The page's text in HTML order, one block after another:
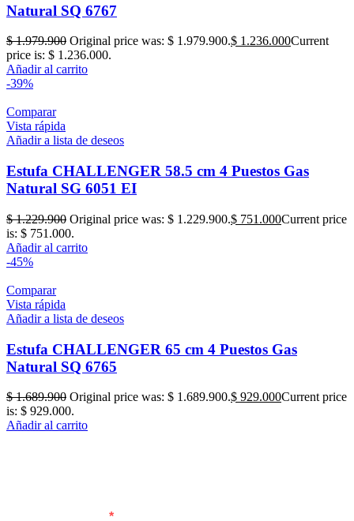
Natural SQ 6767
$1.979.900 Original price was: $ 1.979.900.$ 1.236.000Current
price is: $ 1.236.000.
Añadir al carrito
-39%
Comparar
Vista rápida
Añadir a lista de deseos
Estufa CHALLENGER 58.5 cm 4 Puestos Gas
Natural SG 6051 EI
$1.229.900 Original price was: $ 1.229.900.$ 751.000Current price
is: $ 751.000.
Añadir al carrito
-45%
Comparar
Vista rápida
Añadir a lista de deseos
Estufa CHALLENGER 65 cm 4 Puestos Gas
Natural SQ 6765
$1.689.900 Original price was: $ 1.689.900.$ 929.000Current price
is: $ 929.000.
Añadir al carrito